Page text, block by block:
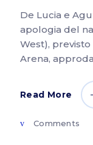
De Lucia e
apologia del
West),
Arena,
Read More
Comments